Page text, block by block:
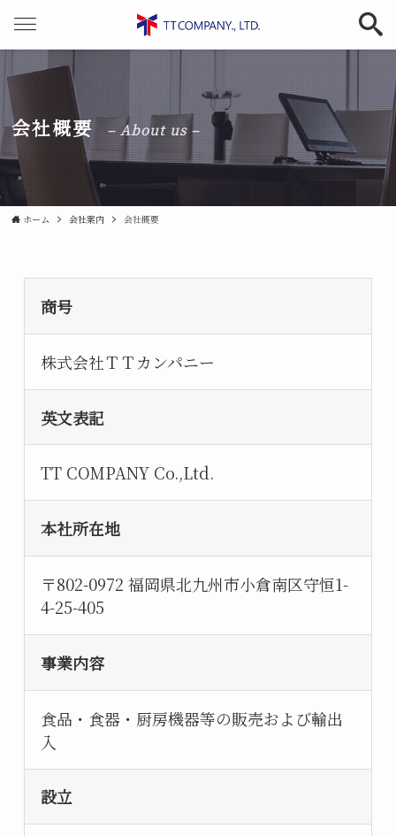
ホーム 会社案内 会社概要
会社概要 – About us –
商号
株式会社ＴＴカンパニー
英文表記
TT COMPANY Co.,Ltd.
本社所在地
〒802-0972 福岡県北九州市小倉南区守恒1-
4-25-405
事業内容
食品・食器・厨房機器等の販売および輸出
入
設立